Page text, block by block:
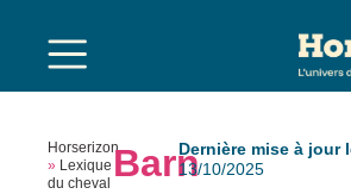
Horserizon
» Lexique
du cheval BarnDernière mise à jour
13/10/2025